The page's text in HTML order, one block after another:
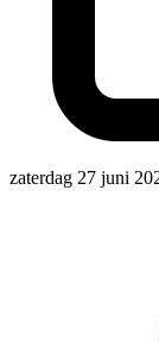
zaterdag 27 juni